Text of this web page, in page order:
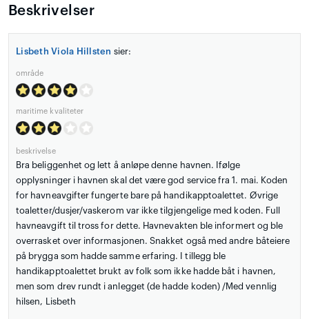
Beskrivelser
Lisbeth Viola Hillsten sier:
område
maritime kvaliteter
beskrivelse
Bra beliggenhet og lett å anløpe denne havnen. Ifølge
opplysninger i havnen skal det være god service fra 1. mai. Koden
for havneavgifter fungerte bare på handikapptoalettet. Øvrige
toaletter/dusjer/vaskerom var ikke tilgjengelige med koden. Full
havneavgift til tross for dette. Havnevakten ble informert og ble
overrasket over informasjonen. Snakket også med andre båteiere
på brygga som hadde samme erfaring. I tillegg ble
handikapptoalettet brukt av folk som ikke hadde båt i havnen,
men som drev rundt i anlegget (de hadde koden) /Med vennlig
hilsen, Lisbeth